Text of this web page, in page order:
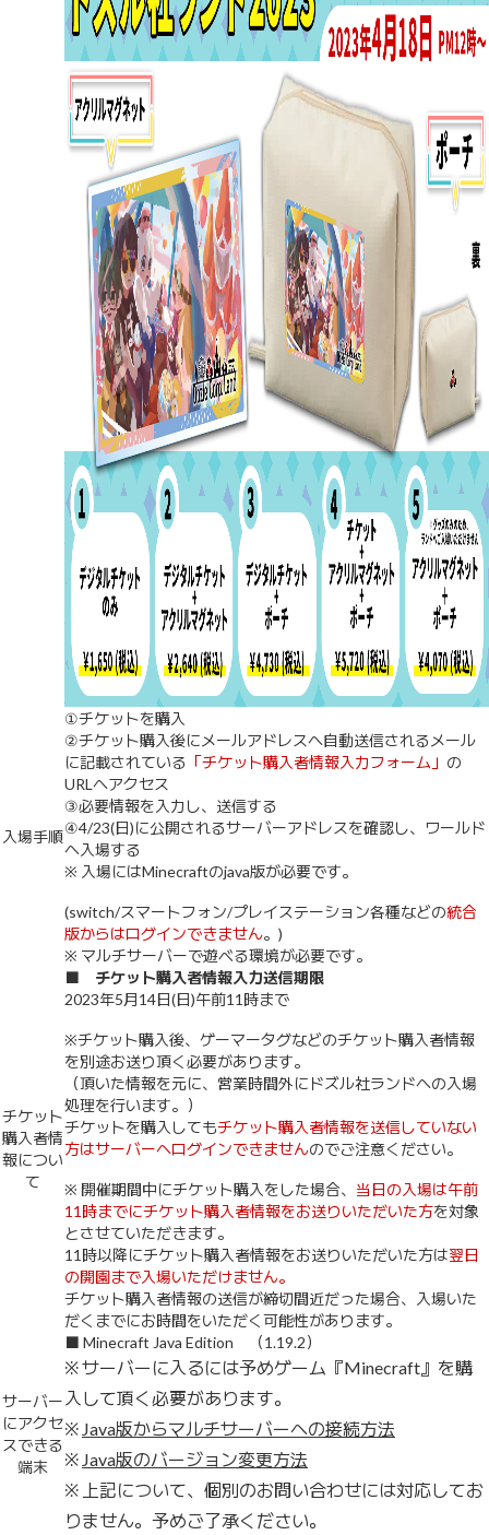
入場手順
①チケットを購入
②チケット購入後にメールアドレスへ自動送信されるメール
に記載されている 「チケット購入者情報入力フォーム」 の
URLへアクセス
③必要情報を入力し、送信する
④4/23(日)に公開されるサーバーアドレスを確認し、ワールド
へ入場する
※ 入場にはMinecraftのjava版が必要です。
(switch/スマートフォン/プレイステーション各種などの統合
版からはログインできません。)
※ マルチサーバーで遊べる環境が必要です。
チケット
購入者情
報につい
て
■ チケット購入者情報入力送信期限
2023年5月14日(日)午前11時まで
※チケット購入後、ゲーマータグなどのチケット購入者情報
を別途お送り頂く必要があります。
（頂いた情報を元に、営業時間外にドズル社ランドへの入場
処理を行います。）
チケットを購入してもチケット購入者情報を送信していない
方はサーバーへログインできませんのでご注意ください。
※ 開催期間中にチケット購入をした場合、 当日の入場は午前
11時までにチケット購入者情報をお送りいただいた方を対象
とさせていただきます。
11時以降にチケット購入者情報をお送りいただいた方は翌日
の開園まで入場いただけません。
チケット購入者情報の送信が締切間近だった場合、入場いた
だくまでにお時間をいただく可能性があります。
サーバー
にアクセ
スできる
端末
■ Minecraft Java Edition （1.19.2）
※ サーバーに入るには予めゲーム『Minecraft』を購
入して頂く必要があります。
※ Java版からマルチサーバーへの接続方法
※ Java版のバージョン変更方法
※ 上記について、個別のお問い合わせには対応してお
りません。予めご了承ください。